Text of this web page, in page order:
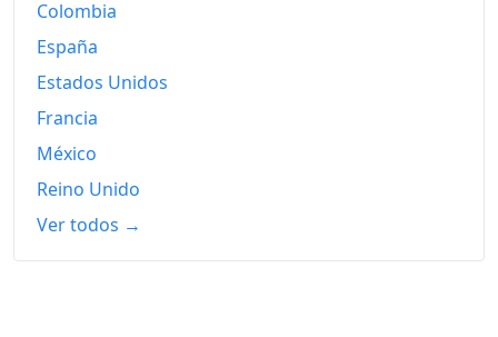
Colombia
España
Estados Unidos
Francia
México
Reino Unido
Ver todos →